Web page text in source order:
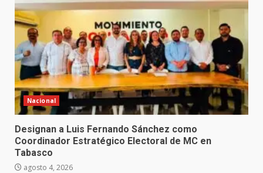
Nacional
Designan a Luis Fernando Sánchez como
Coordinador Estratégico Electoral de MC en
Tabasco
agosto 4, 2026